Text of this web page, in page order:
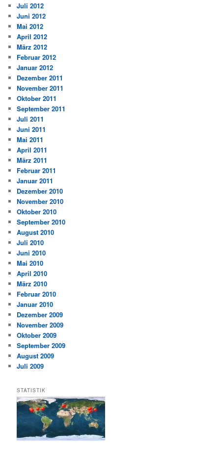
Juli 2012
Juni 2012
Mai 2012
April 2012
März 2012
Februar 2012
Januar 2012
Dezember 2011
November 2011
Oktober 2011
September 2011
Juli 2011
Juni 2011
Mai 2011
April 2011
März 2011
Februar 2011
Januar 2011
Dezember 2010
November 2010
Oktober 2010
September 2010
August 2010
Juli 2010
Juni 2010
Mai 2010
April 2010
März 2010
Februar 2010
Januar 2010
Dezember 2009
November 2009
Oktober 2009
September 2009
August 2009
Juli 2009
STATISTIK